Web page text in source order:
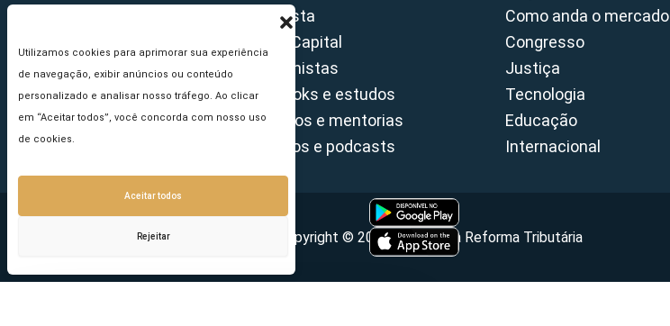
Utilizamos cookies para aprimorar sua experiência
de navegação, exibir anúncios ou conteúdo
personalizado e analisar nosso tráfego. Ao clicar
em “Aceitar todos”, você concorda com nosso uso
de cookies.
Aceitar todos
Rejeitar
Revista
Tax Capital
Colunistas
E-books e estudos
Cursos e mentorias
Vídeos e podcasts
Como anda o mercado
Congresso
Justiça
Tecnologia
Educação
Internacional
Copyright © 2026 - Portal da Reforma Tributária